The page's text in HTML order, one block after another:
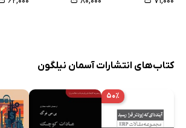
کتاب‌های انتشارات آسمان نیلگون
۵۰٪